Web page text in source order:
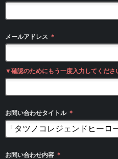
メールアドレス ＊
▼確認のためにもう一度入力してくださ
お問い合わせタイトル ＊
お問い合わせ内容 ＊